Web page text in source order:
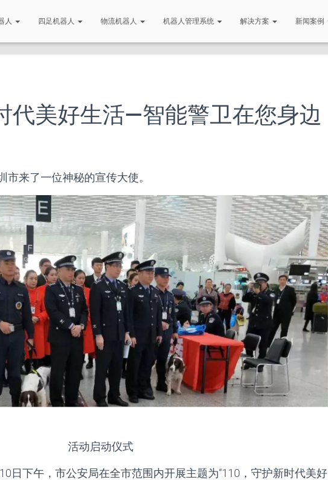
人 四足机器人 物流机器人 机器人管理系统 解决方案 新闻案例
代美好生活—智能警卫在您身边
市来了一位神秘的宣传大使。
活动启动仪式
日下午，市公安局在全市范围内开展主题为“110，守护新时代美好